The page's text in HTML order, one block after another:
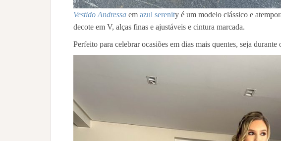
Vestido Andressa em azul serenity é um modelo clássico e
decote em V, alças finas e ajustáveis e cintura marcada.
Perfeito para celebrar ocasiões em dias mais quentes, seja durante